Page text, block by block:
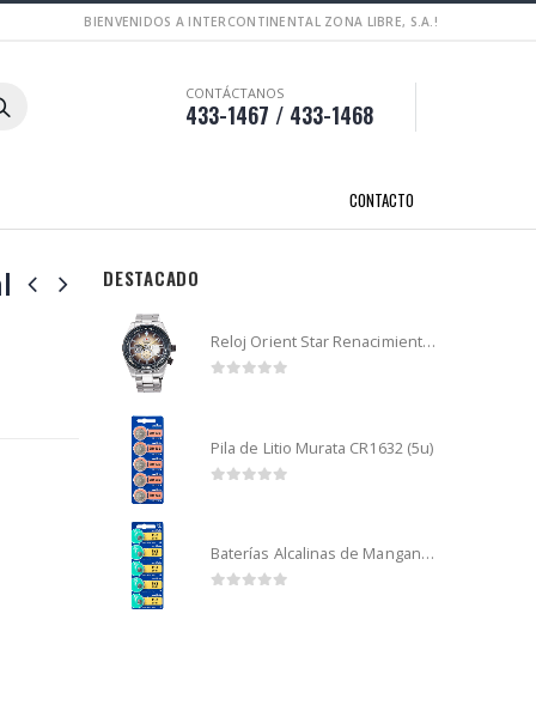
BIENVENIDOS A INTERCONTINENTAL ZONA LIBRE, S.A.!
CONTÁCTANOS
433-1467 / 433-1468
CONTACTO
DESTACADO
Reloj Orient Star Renacimiento mecánico - Retro Future Guitar - RA-AR0303G
Pila de Litio Murata CR1632 (5u)
Baterías Alcalinas de Manganeso Murata 192 (5u)